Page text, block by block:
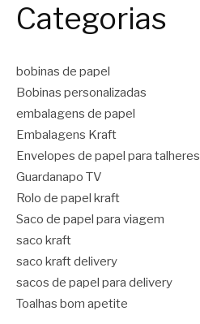
Categorias
bobinas de papel
Bobinas personalizadas
embalagens de papel
Embalagens Kraft
Envelopes de papel para talheres
Guardanapo TV
Rolo de papel kraft
Saco de papel para viagem
saco kraft
saco kraft delivery
sacos de papel para delivery
Toalhas bom apetite